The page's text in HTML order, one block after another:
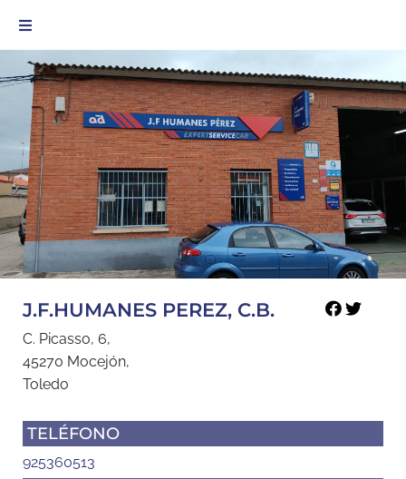
J.F.HUMANES PEREZ, C.B.
C. Picasso, 6,
45270 Mocejón,
Toledo
TELÉFONO
925360513